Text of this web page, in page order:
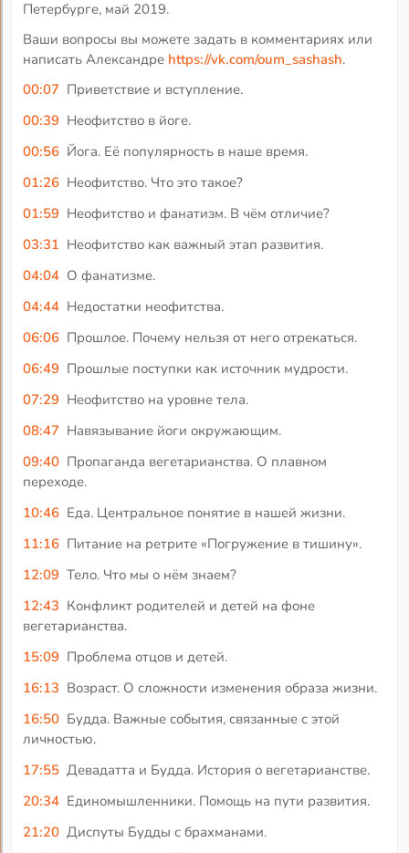
Петербурге, май 2019.
Ваши вопросы вы можете задать в комментариях или
написать Александре https://vk.com/oum_sashash.
00:07 Приветствие и вступление.
00:39 Неофитство в йоге.
00:56 Йога. Её популярность в наше время.
01:26 Неофитство. Что это такое?
01:59 Неофитство и фанатизм. В чём отличие?
03:31 Неофитство как важный этап развития.
04:04 О фанатизме.
04:44 Недостатки неофитства.
06:06 Прошлое. Почему нельзя от него отрекаться.
06:49 Прошлые поступки как источник мудрости.
07:29 Неофитство на уровне тела.
08:47 Навязывание йоги окружающим.
09:40 Пропаганда вегетарианства. О плавном
переходе.
10:46 Еда. Центральное понятие в нашей жизни.
11:16 Питание на ретрите «Погружение в тишину».
12:09 Тело. Что мы о нём знаем?
12:43 Конфликт родителей и детей на фоне
вегетарианства.
15:09 Проблема отцов и детей.
16:13 Возраст. О сложности изменения образа жизни.
16:50 Будда. Важные события, связанные с этой
личностью.
17:55 Девадатта и Будда. История о вегетарианстве.
20:34 Единомышленники. Помощь на пути развития.
21:20 Диспуты Будды с брахманами.